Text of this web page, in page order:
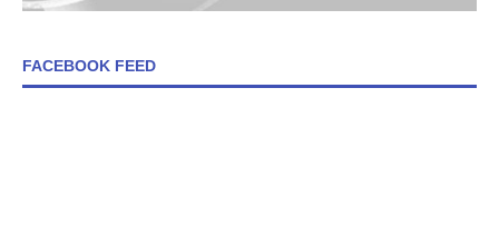
FACEBOOK FEED